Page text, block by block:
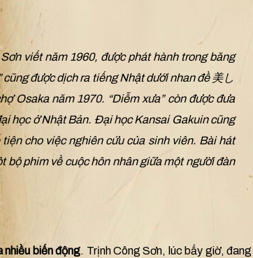
viết năm 1960, được phát hành trong băng
cũng được dịch ra tiếng Nhật dưới nhan đề 美し
Osaka năm 1970. “Diễm xưa” còn được đưa
học ở Nhật Bản. Đại học Kansai Gakuin cũng
cho việc nghiên cứu của sinh viên. Bài hát
bộ phim về cuộc hôn nhân giữa một người đàn
nhiều biến động. Trịnh Công Sơn, lúc bấy giờ, đang